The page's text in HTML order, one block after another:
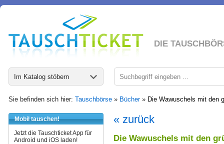
DIE
Im Katalog stöbern
Sie befinden sich hier: Tauschbörse » Bücher» Die Wawuschels mit den
Mobil tauschen!
Jetzt die Tauschticket App für
Android und iOS laden!
« zurück
Die Wawuschels mit den